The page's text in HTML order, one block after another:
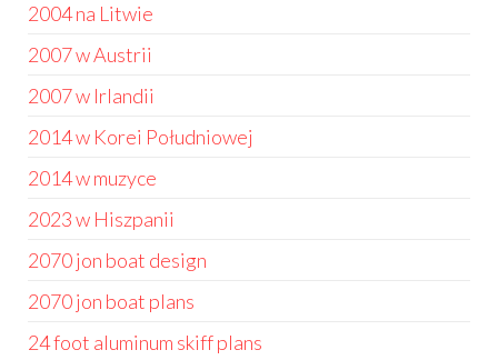
2004 na Litwie
2007 w Austrii
2007 w Irlandii
2014 w Korei Południowej
2014 w muzyce
2023 w Hiszpanii
2070 jon boat design
2070 jon boat plans
24 foot aluminum skiff plans